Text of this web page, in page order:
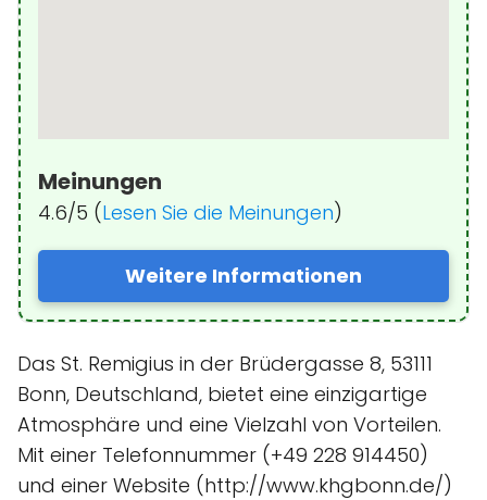
Meinungen
4.6/5 (Lesen Sie die Meinungen)
Weitere Informationen
Das St. Remigius in der Brüdergasse 8, 53111
Bonn, Deutschland, bietet eine einzigartige
Atmosphäre und eine Vielzahl von Vorteilen.
Mit einer Telefonnummer (+49 228 914450)
und einer Website (http://www.khgbonn.de/)